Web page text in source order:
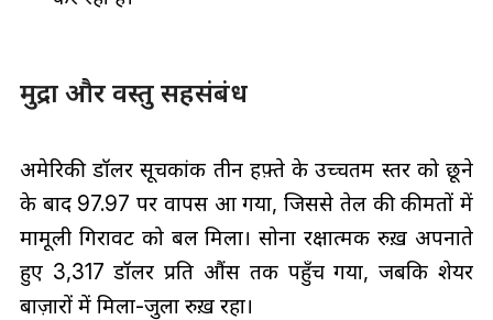
मुद्रा और वस्तु सहसंबंध
अमेरिकी डॉलर सूचकांक तीन हफ़्ते के उच्चतम स्तर को छूने
के बाद 97.97 पर वापस आ गया, जिससे तेल की कीमतों में
मामूली गिरावट को बल मिला। सोना रक्षात्मक रुख़ अपनाते
हुए 3,317 डॉलर प्रति औंस तक पहुँच गया, जबकि शेयर
बाज़ारों में मिला-जुला रुख़ रहा।